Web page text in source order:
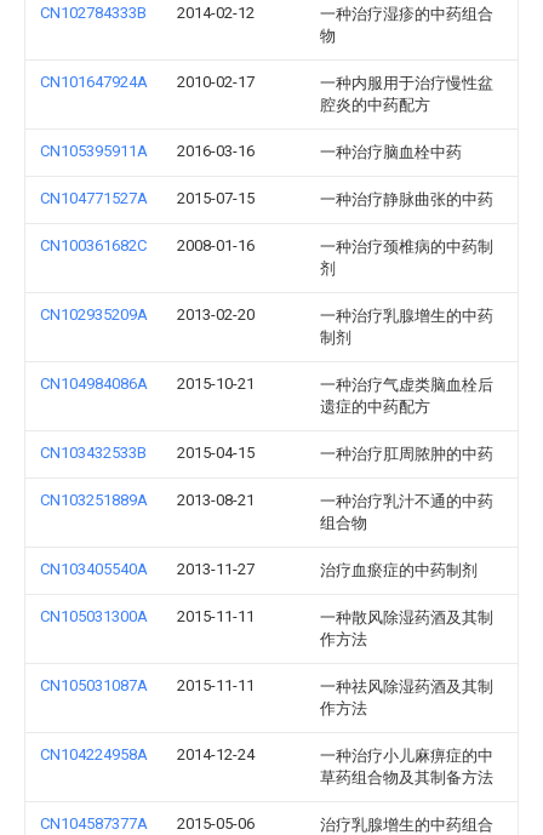
CN102784333B 2014-02-12
一种治疗湿疹的中药组合
物
CN101647924A 2010-02-17
一种内服用于治疗慢性盆
腔炎的中药配方
CN105395911A 2016-03-16 一种治疗脑血栓中药
CN104771527A 2015-07-15 一种治疗静脉曲张的中药
CN100361682C 2008-01-16
一种治疗颈椎病的中药制
剂
CN102935209A 2013-02-20
一种治疗乳腺增生的中药
制剂
CN104984086A 2015-10-21
一种治疗气虚类脑血栓后
遗症的中药配方
CN103432533B 2015-04-15 一种治疗肛周脓肿的中药
CN103251889A 2013-08-21
一种治疗乳汁不通的中药
组合物
CN103405540A 2013-11-27 治疗血瘀症的中药制剂
CN105031300A 2015-11-11
一种散风除湿药酒及其制
作方法
CN105031087A 2015-11-11
一种祛风除湿药酒及其制
作方法
CN104224958A 2014-12-24
一种治疗小儿麻痹症的中
草药组合物及其制备方法
CN104587377A 2015-05-06
治疗乳腺增生的中药组合